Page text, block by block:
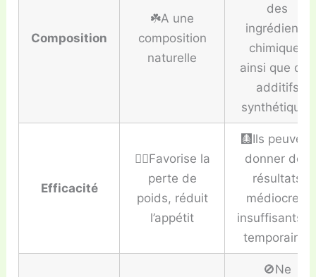
Composition
☘️A une
composition
naturelle
des
ingrédients
chimiques
ainsi que des
additifs
synthétiques
Efficacité
👍🏼Favorise la
perte de
poids, réduit
l’appétit
🩻Ils peuvent
donner des
résultats
médiocres,
insuffisants
temporaires
🚫Ne